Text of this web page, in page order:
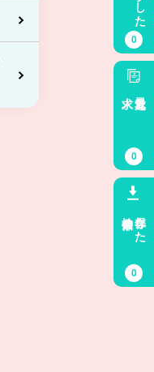
0
最近見た
0
保存した
0